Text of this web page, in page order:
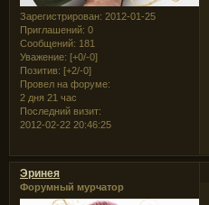
Зарегистрирован: 2012-01-25
Приглашений: 0
Сообщений: 181
Уважение: [+0/-0]
Позитив: [+2/-0]
Провел на форуме:
2 дня 21 час
Последний визит:
2012-02-22 20:46:25
Эринея
Форумный мурчатор